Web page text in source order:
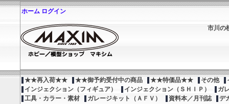
ホーム ログイン
市川の
★★再入荷★★ ★★御予約受付中の商品 ★★特価品★★ その他
インジェクション（フィギュア）
インジェクション（ＳＨＩＰ）
ガ
工具・カラー・素材
ガレージキット（ＡＦＶ） 資料本／月刊誌 デ